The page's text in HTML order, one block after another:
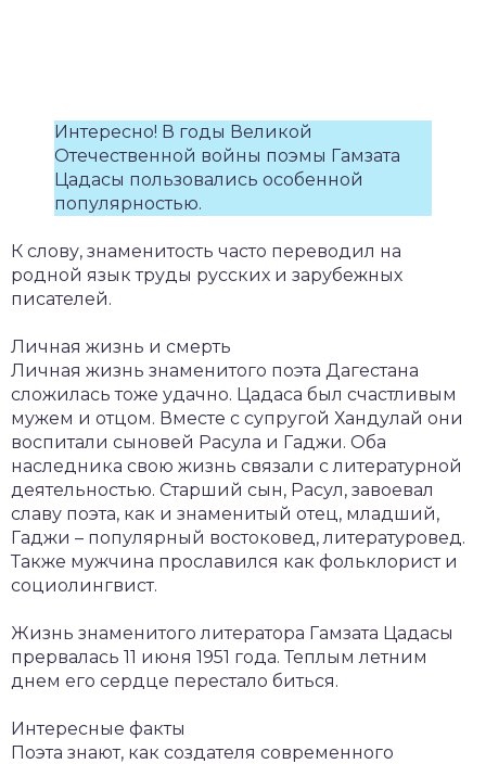
Интересно! В годы Великой
Отечественной войны поэмы Гамзата
Цадасы пользовались особенной
популярностью.
К слову, знаменитость часто переводил на
родной язык труды русских и зарубежных
писателей.
Личная жизнь и смерть
Личная жизнь знаменитого поэта Дагестана
сложилась тоже удачно. Цадаса был счастливым
мужем и отцом. Вместе с супругой Хандулай они
воспитали сыновей Расула и Гаджи. Оба
наследника свою жизнь связали с литературной
деятельностью. Старший сын, Расул, завоевал
славу поэта, как и знаменитый отец, младший,
Гаджи – популярный востоковед, литературовед.
Также мужчина прославился как фольклорист и
социолингвист.
Жизнь знаменитого литератора Гамзата Цадасы
прервалась 11 июня 1951 года. Теплым летним
днем его сердце перестало биться.
Интересные факты
Поэта знают, как создателя современного